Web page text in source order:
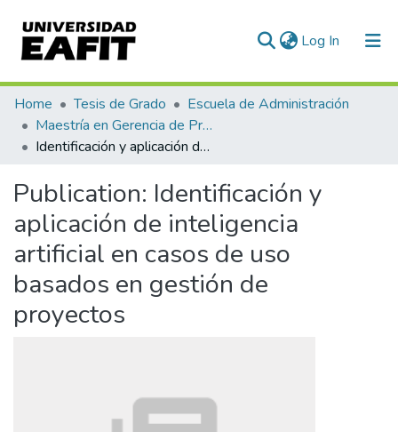
Log In (current)
Communities & Collections
All of DSpace
Home Tesis de Grado
Escuela de Administración
Maestría en Gerencia de Proyectos (Tesis)
Identificación y aplicación de inteligencia artificial en casos de uso basados en gestión de proyectos
Publication: Identificación y
aplicación de inteligencia
artificial en casos de uso
basados en gestión de
proyectos